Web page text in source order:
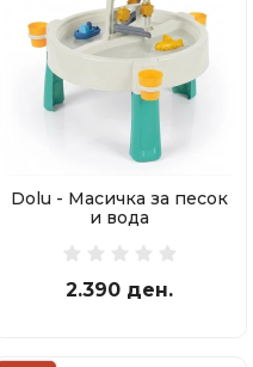
Dolu - Масичка за песок
и вода
2.390 ден.